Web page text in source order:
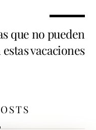
que no pueden
vacaciones